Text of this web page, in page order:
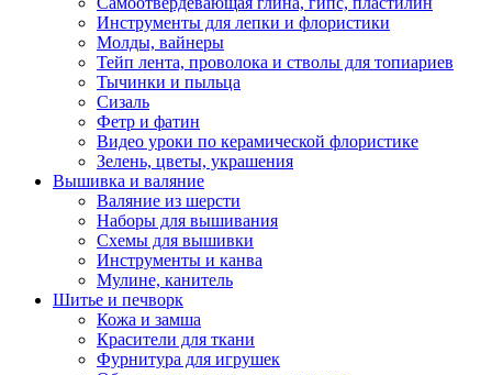
Инструменты для лепки и флористики
Молды, вайнеры
Тейп лента, проволока и стволы для топиариев
Тычинки и пыльца
Сизаль
Фетр и фатин
Видео уроки по керамической флористике
Зелень, цветы, украшения
Вышивка и валяние
Валяние из шерсти
Наборы для вышивания
Схемы для вышивки
Инструменты и канва
Мулине, канитель
Шитье и печворк
Кожа и замша
Красители для ткани
Фурнитура для игрушек